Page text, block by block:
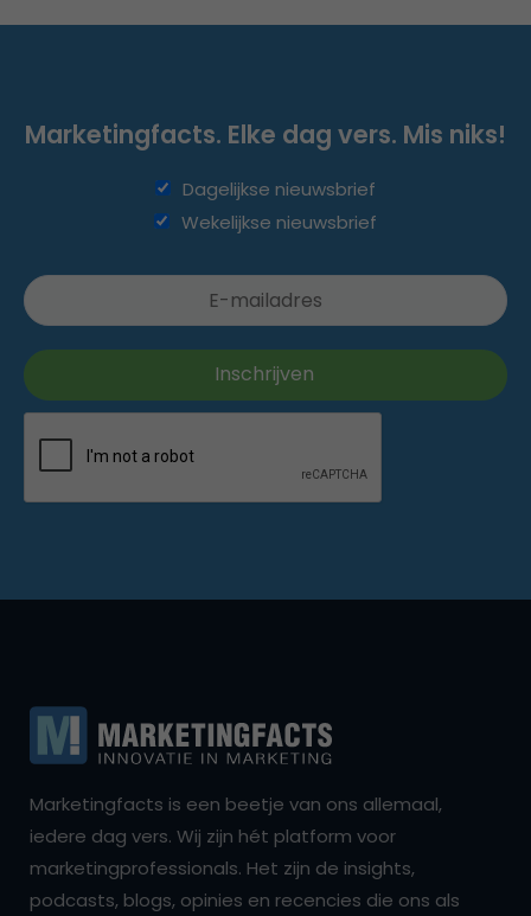
Marketingfacts. Elke dag vers. Mis niks!
Dagelijkse nieuwsbrief
Wekelijkse nieuwsbrief
Marketingfacts is een beetje van ons allemaal,
iedere dag vers. Wij zijn hét platform voor
marketingprofessionals. Het zijn de insights,
podcasts, blogs, opinies en recencies die ons als